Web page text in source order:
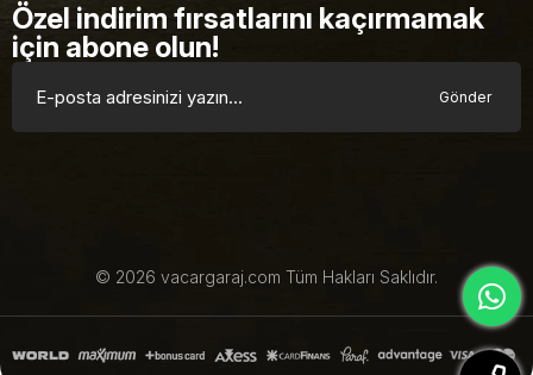
Özel indirim fırsatlarını kaçırmamak
için abone olun!
Gönder
© 2026 vacargaraj.com Tüm Hakları Saklıdır.